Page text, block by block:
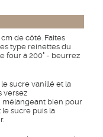
de côté. Faites
type reinettes du
four à 200° - beurrez
sucre vanillé et la
versez
bien pour
sucre puis la